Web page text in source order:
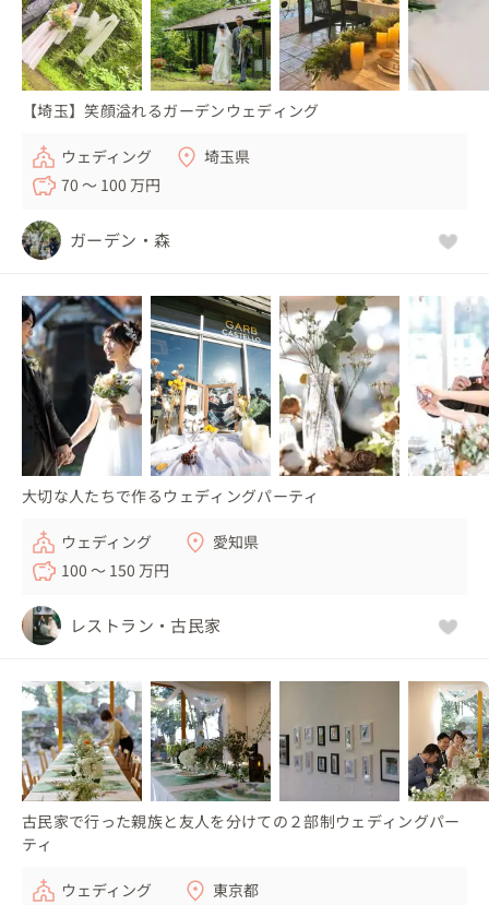
【埼玉】笑顔溢れるガーデンウェディング
ウェディング
埼玉県
70 〜 100 万円
ガーデン・森
大切な人たちで作るウェディングパーティ
ウェディング
愛知県
100 〜 150 万円
レストラン・古民家
古民家で行った親族と友人を分けての２部制ウェディングパー
ティ
ウェディング 東京都